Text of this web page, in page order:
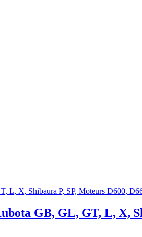
GB, GL, GT, L, X,